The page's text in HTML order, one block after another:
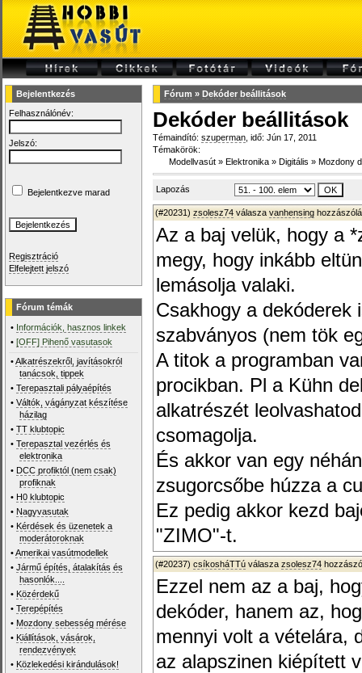
Bejelentkezés
Felhasználónév:
Jelszó:
Bejelentkezve marad
Regisztráció
Elfelejtett jelszó
Fórum témák
• Információk, hasznos linkek
•[OFF] Pihenő vasutasok
•Alkatrészekről, javításokról
tanácsok, tippek
•Terepasztali pályaépítés
•Váltók, vágányzat készítése
házilag
•TT klubtopic
•Terepasztal vezérlés és
elektronika
• DCC profiktól (nem csak)
profiknak
• H0 klubtopic
• Nagyvasutak
• Kérdések és üzenetek a
moderátoroknak
•Amerikai vasútmodellek
•Jármű építés, átalakítás és
hasonlók....
• Közérdekű
•Terepépítés
• Mozdony sebesség mérése
• Kiállítások, vásárok,
rendezvények
• Közlekedési kirándulások!
Fórum » Dekóder beállitások
Dekóder beállitások
Témaindító: szuperman , idő: Jún 17, 2011
Témakörök:
Modellvasút » Elektronika » Digitális » Mozdony
Lapozás
(#20231) zsolesz74 válasza vanhensing
Az a baj velük, hogy a
megy, hogy inkább
lemásolja valaki.
Csakhogy a dekóderek
szabványos (nem tök
A titok a programban
procikban. Pl a Kühn
alkatrészét
csomagolja.
És akkor van egy
zsugorcsőbe húzza a
Ez pedig akkor kezd
"ZIMO"-t.
(#20237) csíkosháTTú válasza zsolesz74
Ezzel nem az a baj,
dekóder, hanem az,
mennyi volt a vételára,
az alapszinen kiépített